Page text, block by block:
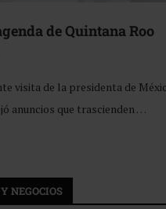
de Quintana Roo
visita de la presidenta de
anuncios que trascienden …
NEGOCIOS